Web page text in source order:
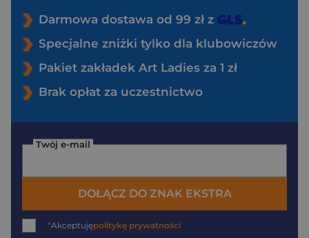
Darmowa dostawa od 99 zł z
Specjalne zniżki tylko dla klubowiczów
Pakiet zakładek Art Ladies za 1 zł
Brak opłat za uczestnictwo
Twój e-mail
DOŁĄCZ DO ZNAK EKSTRA
*Akceptujępolitykę prywatności